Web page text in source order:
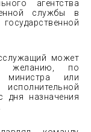
агентства
службы в
может
желанию, по
министра или
дня назначения